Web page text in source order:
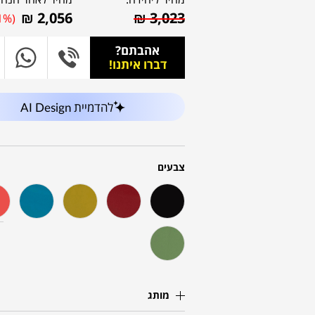
₪3,023
₪ 2,056
אהבתם?
דברו איתנו!
להדמיית AI Design
צבעים
מותג